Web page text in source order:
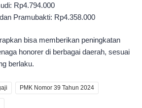
Rp4.794.000
Pramubakti: Rp4.358.000
bisa memberikan peningkatan
honorer di berbagai daerah, sesuai
berlaku.
PMK Nomor 39 Tahun 2024